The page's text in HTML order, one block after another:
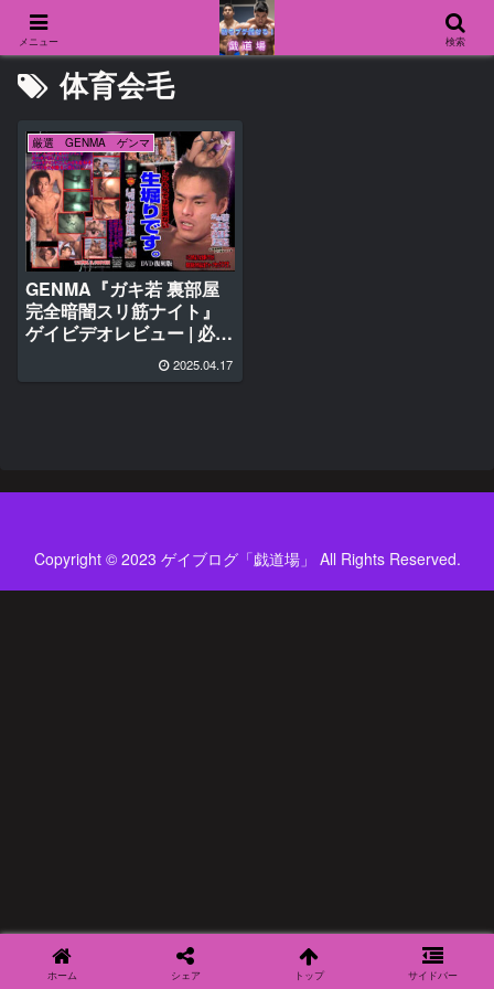
体育会毛
厳選 GENMA ゲンマ
GENMA『ガキ若 裏部屋
完全暗闇スリ筋ナイト』
ゲイビデオレビュー | 必見
2025.04.17
Copyright © 2023 ゲイブログ「戯道場」 All Rights Reserved.
メニュー 検索
ホーム シェア トップ サイドバー